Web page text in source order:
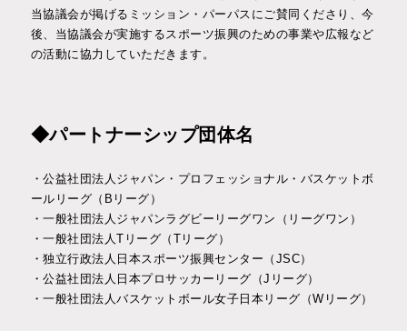
お問い合わせ 入会申込み
当協議会が掲げるミッション・パーパスにご賛同くださり、今
後、当協議会が実施するスポーツ振興のための事業や広報など
の活動に協力していただきます。
◆パートナーシップ団体名
・公益社団法人ジャパン・プロフェッショナル・バスケットボ
ールリーグ（Bリーグ）
・一般社団法人ジャパンラグビーリーグワン（リーグワン）
・一般社団法人Tリーグ（Tリーグ）
・独立行政法人日本スポーツ振興センター（JSC）
・公益社団法人日本プロサッカーリーグ（Jリーグ）
・一般社団法人バスケットボール女子日本リーグ（Wリーグ）